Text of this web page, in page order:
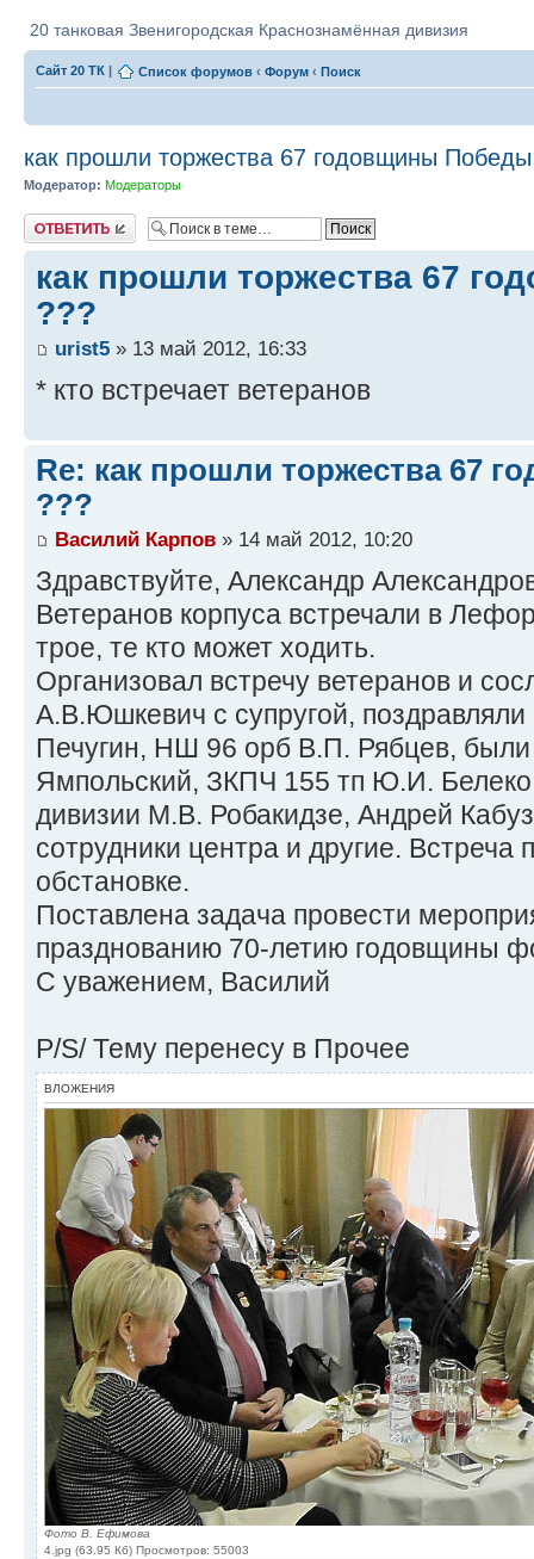
20 танковая Звенигородская Краснознамённая дивизия
Сайт 20 ТК | Список форумов ‹ Форум ‹ Поиск
как прошли торжества 67 годовщины
Модератор: Модераторы
Ответить
как прошли торжества 67
???
urist5 » 13 май 2012, 16:33
* кто встречает ветеранов
Re: как прошли торжества 67
???
Василий Карпов » 14 май 2012, 10:20
Здравствуйте, Александр
Ветеранов корпуса встречали в
трое, те кто может ходить.
Организовал встречу ветеранов и
А.В.Юшкевич с супругой,
Печугин, НШ 96 орб В.П. Рябцев,
Ямпольский, ЗКПЧ 155 тп Ю.И.
дивизии М.В. Робакидзе, Андрей
сотрудники центра и другие. Встреча
обстановке.
Поставлена задача провести
празднованию 70-летию годовщины
С уважением, Василий
P/S/ Тему перенесу в Прочее
ВЛОЖЕНИЯ
Фото В. Ефимова
4.jpg (63.95 Кб) Просмотров: 55003